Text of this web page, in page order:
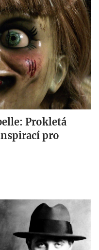
Prokletá
pro